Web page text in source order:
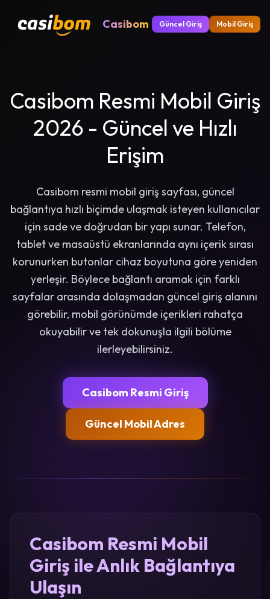
Casibom Güncel Giriş Mobil Giriş
Casibom Resmi Mobil Giriş
2026 - Güncel ve Hızlı
Erişim
Casibom resmi mobil giriş sayfası, güncel
bağlantıya hızlı biçimde ulaşmak isteyen kullanıcılar
için sade ve doğrudan bir yapı sunar. Telefon,
tablet ve masaüstü ekranlarında aynı içerik sırası
korunurken butonlar cihaz boyutuna göre yeniden
yerleşir. Böylece bağlantı aramak için farklı
sayfalar arasında dolaşmadan güncel giriş alanını
görebilir, mobil görünümde içerikleri rahatça
okuyabilir ve tek dokunuşla ilgili bölüme
ilerleyebilirsiniz.
Casibom Resmi Giriş
Güncel Mobil Adres
Casibom Resmi Mobil
Giriş ile Anlık Bağlantıya
Ulaşın